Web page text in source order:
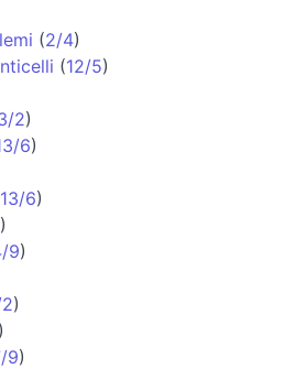
(2/4)
(12/5)
2)
6)
13/6)
)
9)
)
)
9)